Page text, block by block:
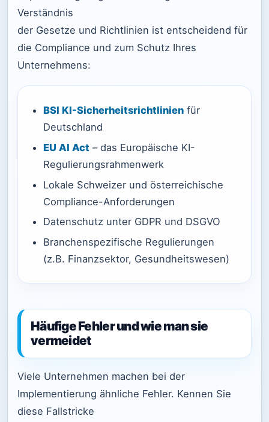
Verständnis
der Gesetze und Richtlinien ist entscheidend für
die Compliance und zum Schutz Ihres
Unternehmens:
BSI KI-Sicherheitsrichtlinien für
Deutschland
EU AI Act – das Europäische KI-
Regulierungsrahmenwerk
Lokale Schweizer und österreichische
Compliance-Anforderungen
Datenschutz unter GDPR und DSGVO
Branchenspezifische Regulierungen
(z.B. Finanzsektor, Gesundheitswesen)
Häufige Fehler und wie man sie
vermeidet
Viele Unternehmen machen bei der
Implementierung ähnliche Fehler. Kennen Sie
diese Fallstricke